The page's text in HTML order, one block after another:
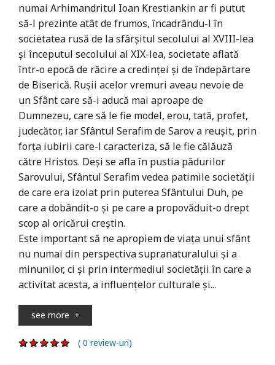
numai Arhimandritul Ioan Krestiankin ar fi putut
să-l prezinte atât de frumos, încadrându-l în
societatea rusă de la sfârșitul secolului al XVIII-lea
și începutul secolului al XIX-lea, societate aflată
într-o epocă de răcire a credinței și de îndepărtare
de Biserică. Rușii acelor vremuri aveau nevoie de
un Sfânt care să-i aducă mai aproape de
Dumnezeu, care să le fie model, erou, tată, profet,
judecător, iar Sfântul Serafim de Sarov a reușit, prin
forța iubirii care-l caracteriza, să le fie călăuză
către Hristos. Deși se afla în pustia pădurilor
Sarovului, Sfântul Serafim vedea patimile societății
de care era izolat prin puterea Sfântului Duh, pe
care a dobândit-o și pe care a propovăduit-o drept
scop al oricărui creștin.
Este important să ne apropiem de viața unui sfânt
nu numai din perspectiva supranaturalului și a
minunilor, ci și prin intermediul societății în care a
activitat acesta, a influențelor culturale și...
see more +
( 0 review-uri)